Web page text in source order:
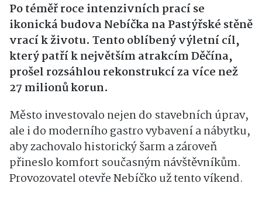
Po téměř roce intenzivních prací se
ikonická budova Nebíčka na Pastýřské stěně
vrací k životu. Tento oblíbený výletní cíl,
který patří k největším atrakcím Děčína,
prošel rozsáhlou rekonstrukcí za více než
27 milionů korun.
Město investovalo nejen do stavebních úprav,
ale i do moderního gastro vybavení a nábytku,
aby zachovalo historický šarm a zároveň
přineslo komfort současným návštěvníkům.
Provozovatel otevře Nebíčko už tento víkend.